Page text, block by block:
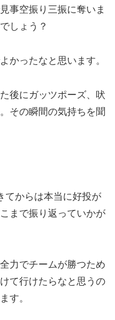
事空振り三振に奪いま
しょう？
かったなと思います。
後にガッツポーズ、吠
その瞬間の気持ちを聞
てからは本当に好投が
まで振り返っていかが
力でチームが勝つため
て行けたらなと思うの
す。